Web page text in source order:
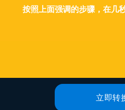
按照上面强调的步骤，在几
立即转